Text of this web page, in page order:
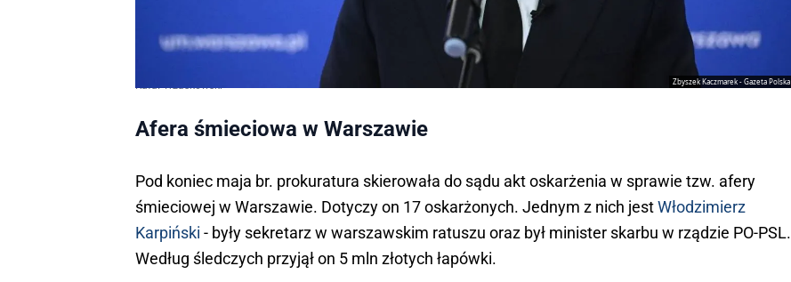
Zbyszek Kaczmarek - Gazeta Polska
Rafał Trzaskowski
Afera śmieciowa w Warszawie
Pod koniec maja br. prokuratura skierowała do sądu akt oskarżenia w sprawie tzw. afery
śmieciowej w Warszawie. Dotyczy on 17 oskarżonych. Jednym z nich jestWłodzimierz
Karpiński - były sekretarz w warszawskim ratuszu oraz był minister skarbu w rządzie PO-PSL.
Według śledczych przyjął on 5 mln złotych łapówki.